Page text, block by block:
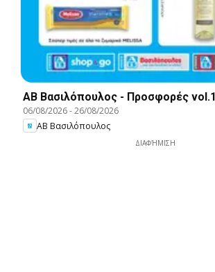
ΑΒ Βασιλόπουλος - Προσφορές vol.1
06/08/2026-26/08/2026
ΑΒ Βασιλόπουλος
ΔΙΑΦΉΜΙΣΗ